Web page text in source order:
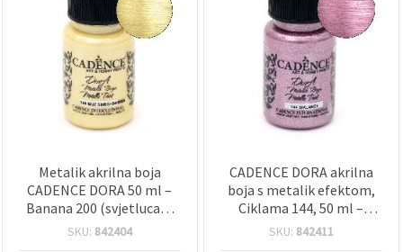
Metalik akrilna boja
CADENCE DORA 50 ml –
Banana 200 (svjetlucava
žuta) za hobi, dekupaž,
SKU: 842404
CADENCE DORA akrilna
boja s metalik efektom,
Ciklama 144, 50 ml –
visoka pokrivnost, brzo
SKU: 842411